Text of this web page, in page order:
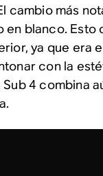
cambio más
en blanco.
ya que era
con la
4 combina